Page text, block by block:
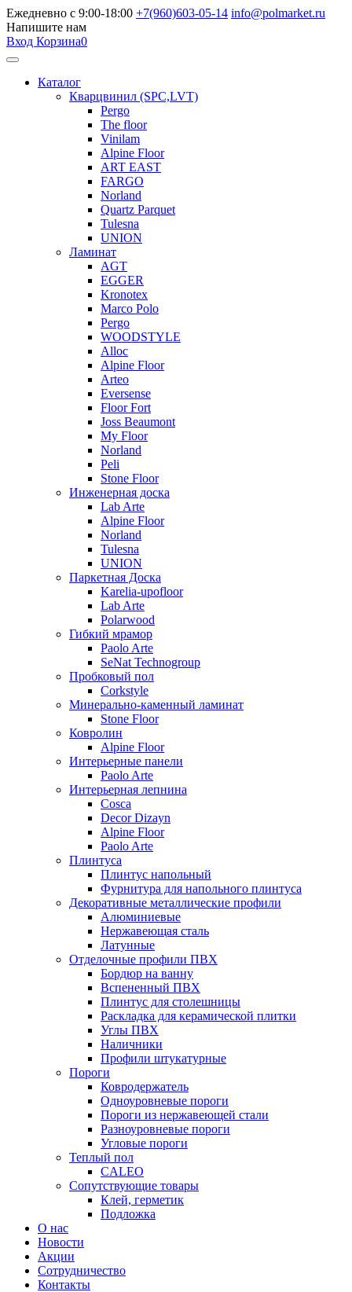
Ежедневно с 9:00-18:00 +7(960)603-05-14 info@polmarket.ru
Напишите нам
Вход Корзина0
Каталог
Кварцвинил (SPC,LVT)
Pergo
The floor
Vinilam
Alpine Floor
ART EAST
FARGO
Norland
Quartz Parquet
Tulesna
UNION
Ламинат
AGT
EGGER
Kronotex
Marco Polo
Pergo
WOODSTYLE
Alloc
Alpine Floor
Arteo
Eversense
Floor Fort
Joss Beaumont
My Floor
Norland
Peli
Stone Floor
Инженерная доска
Lab Arte
Alpine Floor
Norland
Tulesna
UNION
Паркетная Доска
Karelia-upofloor
Lab Arte
Polarwood
Гибкий мрамор
Paolo Arte
SeNat Technogroup
Пробковый пол
Corkstyle
Минерально-каменный ламинат
Stone Floor
Ковролин
Alpine Floor
Интерьерные панели
Paolo Arte
Интерьерная лепнина
Cosca
Decor Dizayn
Alpine Floor
Paolo Arte
Плинтуса
Плинтус напольный
Фурнитура для напольного плинтуса
Декоративные металлические профили
Алюминиевые
Нержавеющая сталь
Латунные
Отделочные профили ПВХ
Бордюр на ванну
Вспененный ПВХ
Плинтус для столешницы
Раскладка для керамической плитки
Углы ПВХ
Наличники
Профили штукатурные
Пороги
Ковродержатель
Одноуровневые пороги
Пороги из нержавеющей стали
Разноуровневые пороги
Угловые пороги
Теплый пол
CALEO
Сопутствующие товары
Клей, герметик
Подложка
О нас
Новости
Акции
Сотрудничество
Контакты